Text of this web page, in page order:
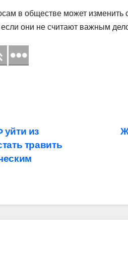
в обществе может изменить
они не считают важным
уйти из
травить